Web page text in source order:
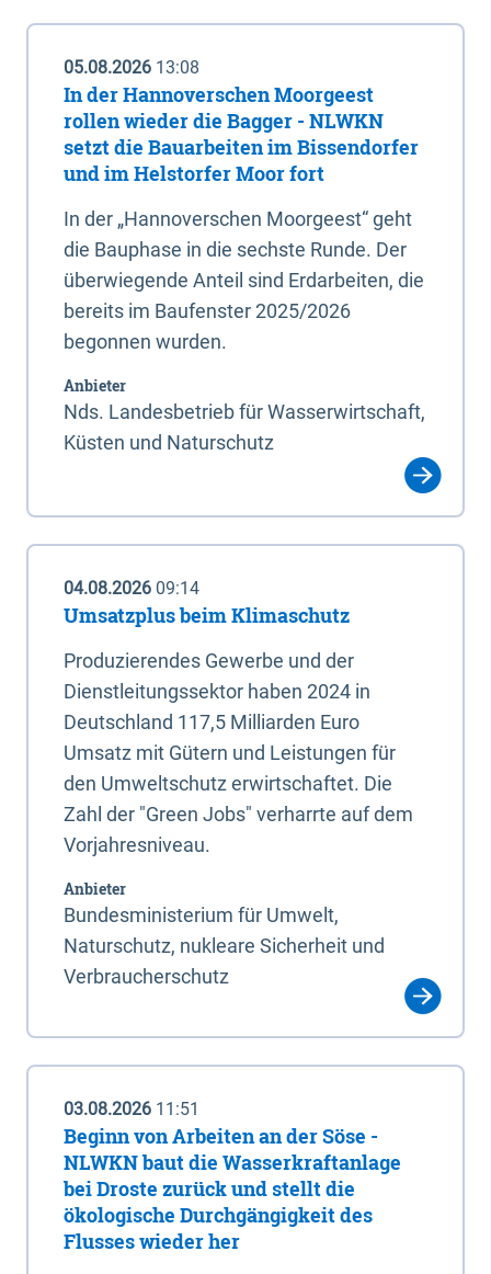
05.08.2026 13:08
In der Hannoverschen Moorgeest
rollen wieder die Bagger - NLWKN
setzt die Bauarbeiten im Bissendorfer
und im Helstorfer Moor fort
In der „Hannoverschen Moorgeest“ geht
die Bauphase in die sechste Runde. Der
überwiegende Anteil sind Erdarbeiten, die
bereits im Baufenster 2025/2026
begonnen wurden.
Anbieter
Nds. Landesbetrieb für Wasserwirtschaft,
Küsten und Naturschutz
04.08.2026 09:14
Umsatzplus beim Klimaschutz
Produzierendes Gewerbe und der
Dienstleitungssektor haben 2024 in
Deutschland 117,5 Milliarden Euro
Umsatz mit Gütern und Leistungen für
den Umweltschutz erwirtschaftet. Die
Zahl der "Green Jobs" verharrte auf dem
Vorjahresniveau.
Anbieter
Bundesministerium für Umwelt,
Naturschutz, nukleare Sicherheit und
Verbraucherschutz
03.08.2026 11:51
Beginn von Arbeiten an der Söse -
NLWKN baut die Wasserkraftanlage
bei Droste zurück und stellt die
ökologische Durchgängigkeit des
Flusses wieder her